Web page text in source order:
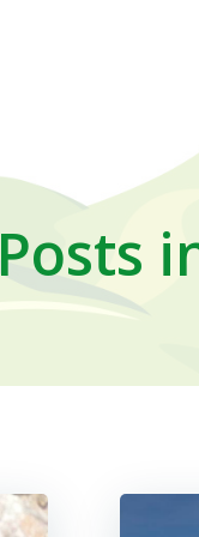
Posts